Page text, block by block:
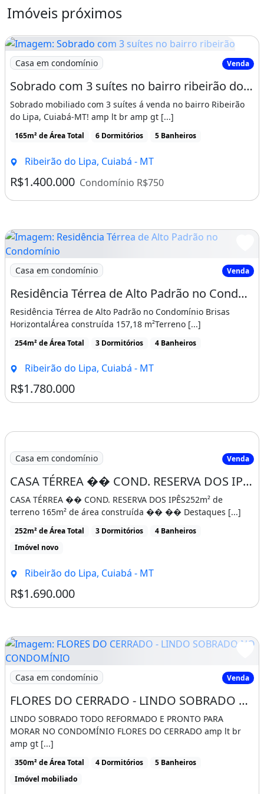
Churrasqueira
Espaço Gourmet
Permite Animais
Piscina
Sacada / Varanda
Perto De Escolas
Perto De Hospitais
Perto De Vias De Acesso
Perto De Shopping Center
Quadra De Futebol
Recepção
Salão De Festas
Mobiliado
Condomínio Fechado
Ano De Construção: 2017
Imóvel mobiliado
Churrasqueira
Guarda roupa
Piscina
Varanda
Área de serviço
Imóveis próximos
Imagem: Sobrado com 3 suítes no bairro ribeirão
Casa em condomínio Venda
Sobrado com 3 suítes no bairro ribeirão do Lipa, Cuiabá-MT
Sobrado mobiliado com 3 suítes á venda no bairro Ribeirão
do Lipa, Cuiabá-MT! amp lt br amp gt [...]
165m² de Área Total 6 Dormitórios 5 Banheiros
Ribeirão do Lipa, Cuiabá - MT
R$1.400.000 Condomínio R$750
Imagem: Residência Térrea de Alto Padrão no
Casa em condomínio Venda
Residência Térrea de Alto Padrão no Condomínio Brisas Horizontal
Residência Térrea de Alto Padrão no Condomínio Brisas
HorizontalÁrea construída 157,18 m²Terreno [...]
254m² de Área Total 3 Dormitórios 4 Banheiros
Ribeirão do Lipa, Cuiabá - MT
R$1.780.000
Casa em condomínio Venda
CASA TÉRREA �� COND. RESERVA DOS IPÊS 165 M2
CASA TÉRREA �� COND. RESERVA DOS IPÊS252m² de
terreno 165m² de área construída �� �� Destaques [...]
252m² de Área Total 3 Dormitórios
4 Banheiros
Imóvel novo
Ribeirão do Lipa, Cuiabá - MT
R$1.690.000
Imagem: FLORES DO CERRADO - LINDO SOBRADO NO
Casa em condomínio Venda
FLORES DO CERRADO - LINDO SOBRADO NO CONDOMÍNIO FLORES DO CERRADO
LINDO SOBRADO TODO REFORMADO E PRONTO PARA
MORAR NO CONDOMÍNIO FLORES DO CERRADO amp lt br
amp gt [...]
350m² de Área Total 4 Dormitórios
5 Banheiros
Imóvel mobiliado